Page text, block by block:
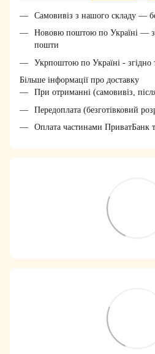
Самовивіз з нашого складу —
Нововю поштою по Україні —
пошти
Укрпоштою по Україні -
Більше інформації про доставку
При отриманні (самовивіз,
Передоплата (безготівковий
Оплата частинами ПриватБанк